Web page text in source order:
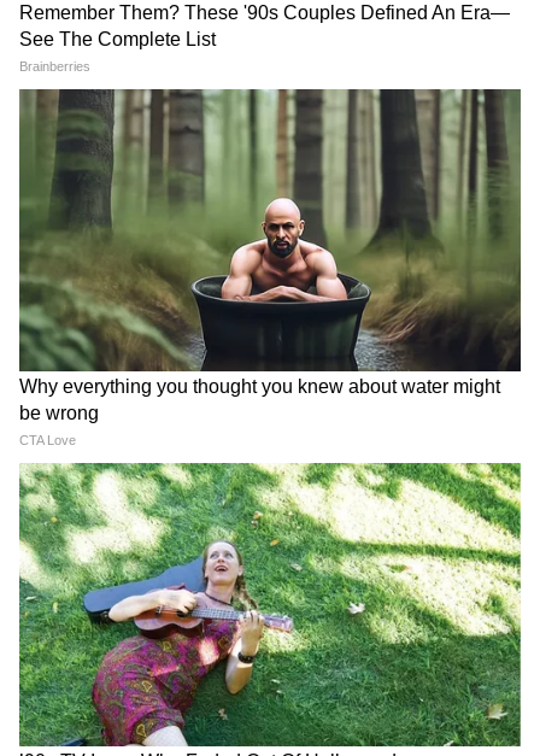
उठाई। उन्होंने सामाजिक आंदोलनों में हिस्सा लिया और
LGBTQ अधिकारों के लिए काम किया। हिना बताती हैं
कि उनका सबसे बड़ा डर यह नहीं था कि लोग उनकी
पहचान क्या समझेंगे, बल्कि यह था कि वे खुद को कैसे
व्यक्त कर पाएंगी।
क्या यह बयान समाज में बदलाव का संकेत है?
हिना बलूच का यह बयान सिर्फ विवाद नहीं, बल्कि एक
बड़े मुद्दे की ओर इशारा करता है। कुछ लोग मानते हैं कि
ऐसे बयान जरूरी हैं, क्योंकि ये छिपे हुए मुद्दों को सामने
लाते हैं। वहीं, कुछ का कहना है कि इससे समाज में भ्रम
और तनाव बढ़ सकता है।
पाकिस्तान छोड़ने की नौबत क्यों आई?
हिना बलूच ने बताया कि उन्हें अपने एक्टिविज़्म के कारण
कई बार हिंसा और धमकियों का सामना करना पड़ा। एक
विरोध प्रदर्शन के दौरान प्राइड फ्लैग उठाने पर उन्हें गंभीर
खतरे झेलने पड़े, जिसके बाद उन्हें देश छोड़ना पड़ा। बाद
में उन्हें लंदन की SOAS यूनिवर्सिटी में स्कॉलरशिप मिली
और उन्होंने UK में शरण ली।